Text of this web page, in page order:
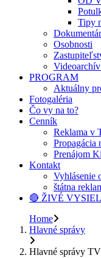
Tipy
Osobnosti
PROGRAM
Aktuálny
Fotogaléria
Čo vy na to?
Cenník
Reklama v
Propagácia
Prenájom
Kontakt
Vyhlásenie
štátna
🔴 ŽIVÉ
Home
Hlavné správy
Hlavné správy